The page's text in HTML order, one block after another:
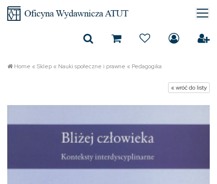
Home «Sklep« Nauki społeczne i prawne « Pedagogika
« wróć do listy